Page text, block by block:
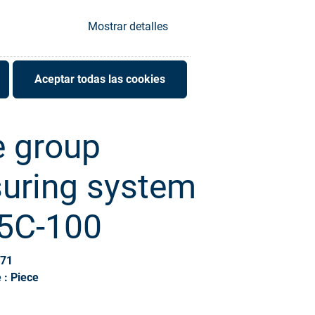
Mostrar detalles
Aceptar todas las cookies
group
system
100
: Piece